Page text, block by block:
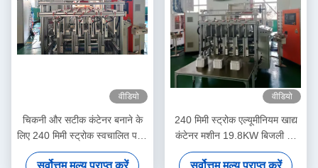
वीडियो
चिकनी और सटीक कंटेनर बनाने के
लिए 240 मिमी स्ट्रोक स्वचालित पन्नी
कंटेनर निर्माता
सर्वोत्तम मूल्य प्राप्त करें
वीडियो
240 मिमी स्ट्रोक एल्यूमीनियम खाद्य
कंटेनर मशीन 19.8KW बिजली की
खपत और 9000 पीसी / घंटे उत्पादन
सर्वोत्तम मूल्य प्राप्त करें